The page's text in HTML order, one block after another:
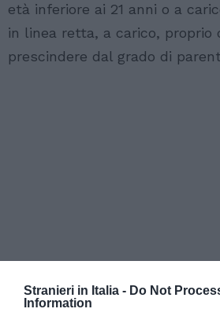
Stranieri in Italia - Do Not
Information
età inferiore ai 21 anni o a
in linea retta, a carico, proprio
prescindere dal grado di